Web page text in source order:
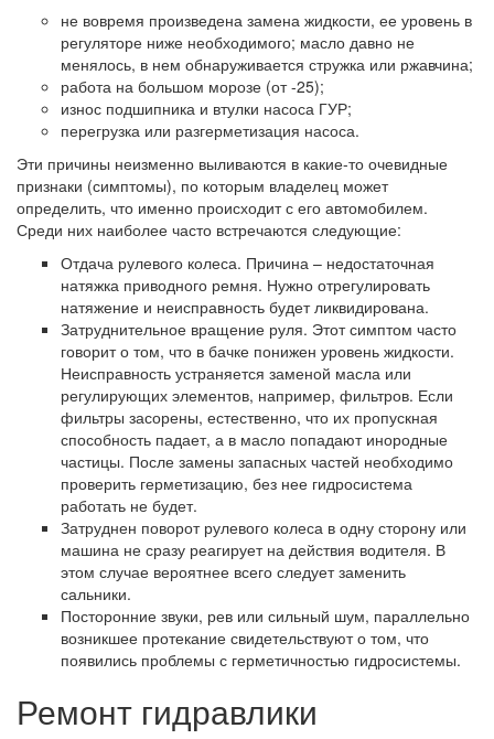
не вовремя произведена замена жидкости, ее уровень в
регуляторе ниже необходимого; масло давно не
менялось, в нем обнаруживается стружка или ржавчина;
работа на большом морозе (от -25);
износ подшипника и втулки насоса ГУР;
перегрузка или разгерметизация насоса.
Эти причины неизменно выливаются в какие-то очевидные
признаки (симптомы), по которым владелец может
определить, что именно происходит с его автомобилем.
Среди них наиболее часто встречаются следующие:
Отдача рулевого колеса. Причина – недостаточная
натяжка приводного ремня. Нужно отрегулировать
натяжение и неисправность будет ликвидирована.
Затруднительное вращение руля. Этот симптом часто
говорит о том, что в бачке понижен уровень жидкости.
Неисправность устраняется заменой масла или
регулирующих элементов, например, фильтров. Если
фильтры засорены, естественно, что их пропускная
способность падает, а в масло попадают инородные
частицы. После замены запасных частей необходимо
проверить герметизацию, без нее гидросистема
работать не будет.
Затруднен поворот рулевого колеса в одну сторону или
машина не сразу реагирует на действия водителя. В
этом случае вероятнее всего следует заменить
сальники.
Посторонние звуки, рев или сильный шум, параллельно
возникшее протекание свидетельствуют о том, что
появились проблемы с герметичностью гидросистемы.
Ремонт гидравлики